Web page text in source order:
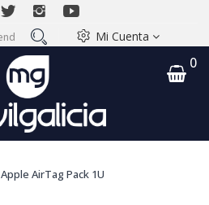
Mi Cuenta
0
Apple AirTag Pack 1U